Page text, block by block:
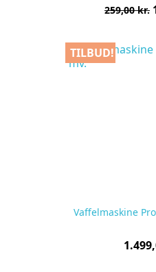
259,00 kr.
Vaffelmaskine
Pris
TILBUD!